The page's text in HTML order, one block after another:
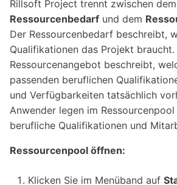
Rillsoft Project trennt zwischen dem
Ressourcenbedarf und dem
Der Ressourcenbedarf beschreibt,
Qualifikationen das Projekt braucht.
Ressourcenangebot beschreibt,
passenden beruflichen
und Verfügbarkeiten tatsächlich
Anwender legen im
berufliche Qualifikationen und
Ressourcenpool öffnen:
Klicken Sie im Menüband auf